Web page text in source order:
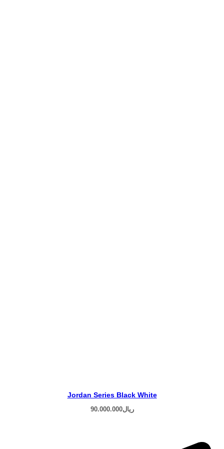
Jordan Series Black White
ریال90.000.000